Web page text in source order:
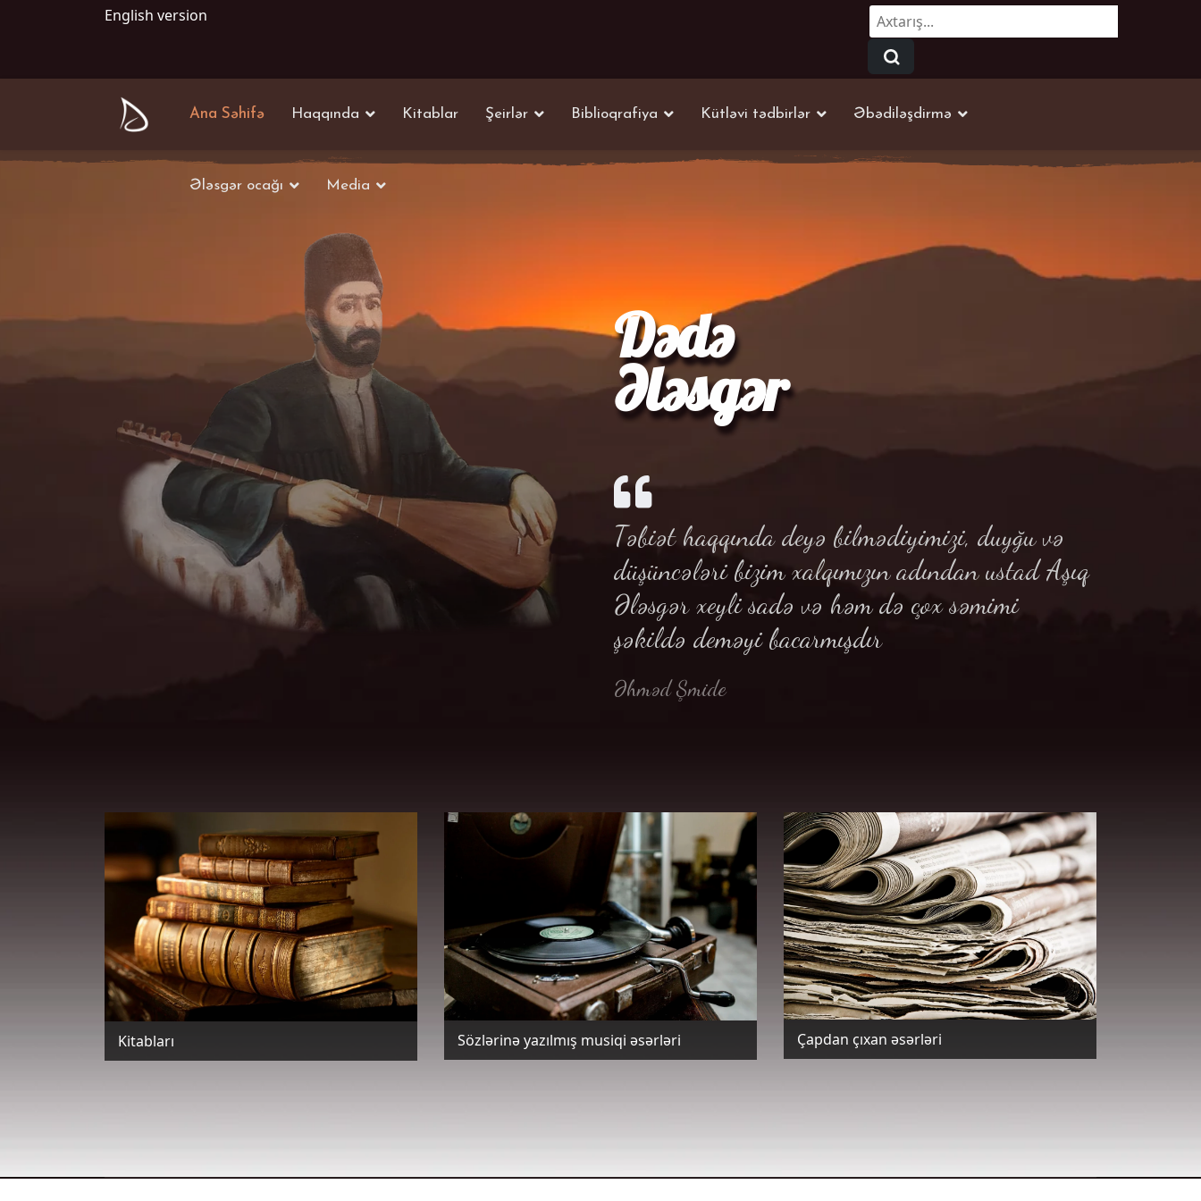
English version Axtarmaq...
Ana Səhifə Haqqında Kitablar Şeirlər Biblioqrafiya Kütləvi tədbirlər Əbədiləşdirmə
Ələsgər ocağı Media
Dədə
Ələsgər
Təbiət haqqında deyə bilmədiyimizi, duyğu və
düşüncələri bizim xalqımızın adından ustad Aşıq
Ələsgər xeyli sadə və həm də çox səmimi
şəkildə deməyi bacarmışdır
Əhməd Şmide
Kitabları Sözlərinə yazılmış musiqi əsərləri Çapdan çıxan əsərləri